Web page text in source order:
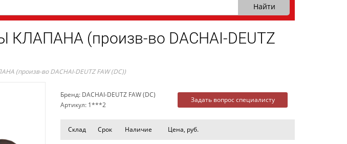
(произв-во DACHAI-DEUTZ
(произв-во DACHAI-DEUTZ FAW (DC))
Бренд: DACHAI-DEUTZ FAW (DC)
Артикул: 1***2
Задать вопрос специалисту
Склад Срок Наличие Цена, руб.